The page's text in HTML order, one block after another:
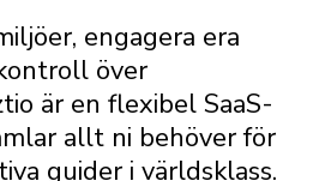
engagera era
över
är en flexibel SaaS-
allt ni behöver för
guider i världsklass.